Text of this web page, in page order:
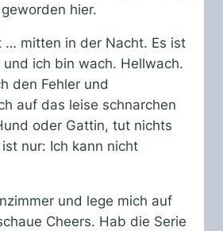
hier.
… mitten in der Nacht. Es ist
und ich bin wach. Hellwach.
den Fehler und
auf das leise schnarchen
oder Gattin, tut nichts
nur: Ich kann nicht
und lege mich auf
Cheers. Hab die Serie